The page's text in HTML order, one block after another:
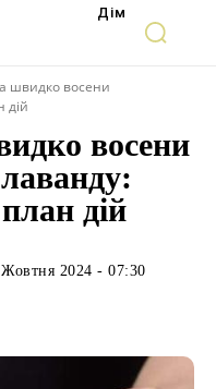
Дім
швидко восени
дій
восени
дій
2024 - 07:30